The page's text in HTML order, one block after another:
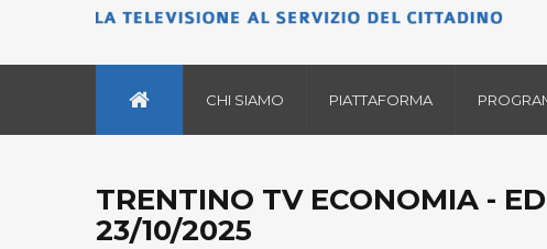
CHI SIAMO PIATTAFORMA
TRENTINO TV ECONOMIA -
23/10/2025